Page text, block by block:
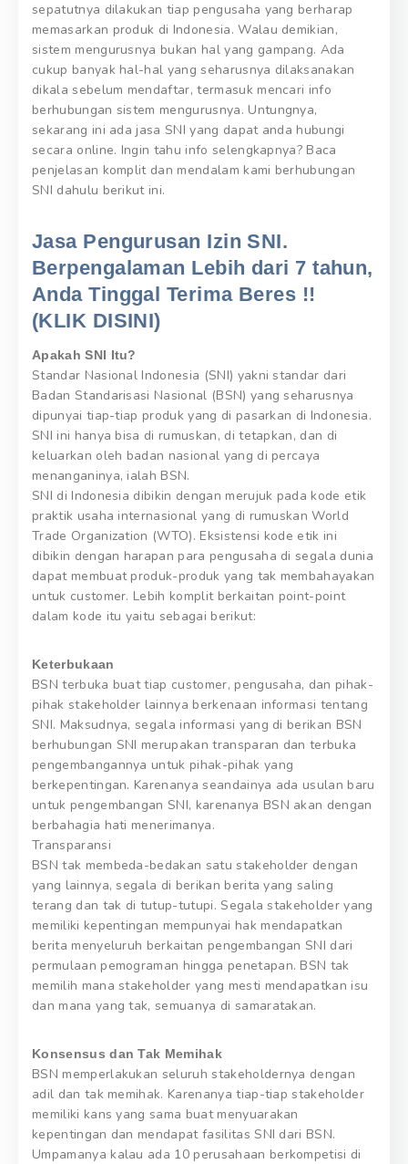
sepatutnya dilakukan tiap pengusaha yang berharap
memasarkan produk di Indonesia. Walau demikian,
sistem mengurusnya bukan hal yang gampang. Ada
cukup banyak hal-hal yang seharusnya dilaksanakan
dikala sebelum mendaftar, termasuk mencari info
berhubungan sistem mengurusnya. Untungnya,
sekarang ini ada jasa SNI yang dapat anda hubungi
secara online. Ingin tahu info selengkapnya? Baca
penjelasan komplit dan mendalam kami berhubungan
SNI dahulu berikut ini.
Jasa Pengurusan Izin SNI.
Berpengalaman Lebih dari 7 tahun,
Anda Tinggal Terima Beres !!
(KLIK DISINI)
Apakah SNI Itu?
Standar Nasional Indonesia (SNI) yakni standar dari
Badan Standarisasi Nasional (BSN) yang seharusnya
dipunyai tiap-tiap produk yang di pasarkan di Indonesia.
SNI ini hanya bisa di rumuskan, di tetapkan, dan di
keluarkan oleh badan nasional yang di percaya
menanganinya, ialah BSN.
SNI di Indonesia dibikin dengan merujuk pada kode etik
praktik usaha internasional yang di rumuskan World
Trade Organization (WTO). Eksistensi kode etik ini
dibikin dengan harapan para pengusaha di segala dunia
dapat membuat produk-produk yang tak membahayakan
untuk customer. Lebih komplit berkaitan point-point
dalam kode itu yaitu sebagai berikut:
Keterbukaan
BSN terbuka buat tiap customer, pengusaha, dan pihak-
pihak stakeholder lainnya berkenaan informasi tentang
SNI. Maksudnya, segala informasi yang di berikan BSN
berhubungan SNI merupakan transparan dan terbuka
pengembangannya untuk pihak-pihak yang
berkepentingan. Karenanya seandainya ada usulan baru
untuk pengembangan SNI, karenanya BSN akan dengan
berbahagia hati menerimanya.
Transparansi
BSN tak membeda-bedakan satu stakeholder dengan
yang lainnya, segala di berikan berita yang saling
terang dan tak di tutup-tutupi. Segala stakeholder yang
memiliki kepentingan mempunyai hak mendapatkan
berita menyeluruh berkaitan pengembangan SNI dari
permulaan pemograman hingga penetapan. BSN tak
memilih mana stakeholder yang mesti mendapatkan isu
dan mana yang tak, semuanya di samaratakan.
Konsensus dan Tak Memihak
BSN memperlakukan seluruh stakeholdernya dengan
adil dan tak memihak. Karenanya tiap-tiap stakeholder
memiliki kans yang sama buat menyuarakan
kepentingan dan mendapat fasilitas SNI dari BSN.
Umpamanya kalau ada 10 perusahaan berkompetisi di